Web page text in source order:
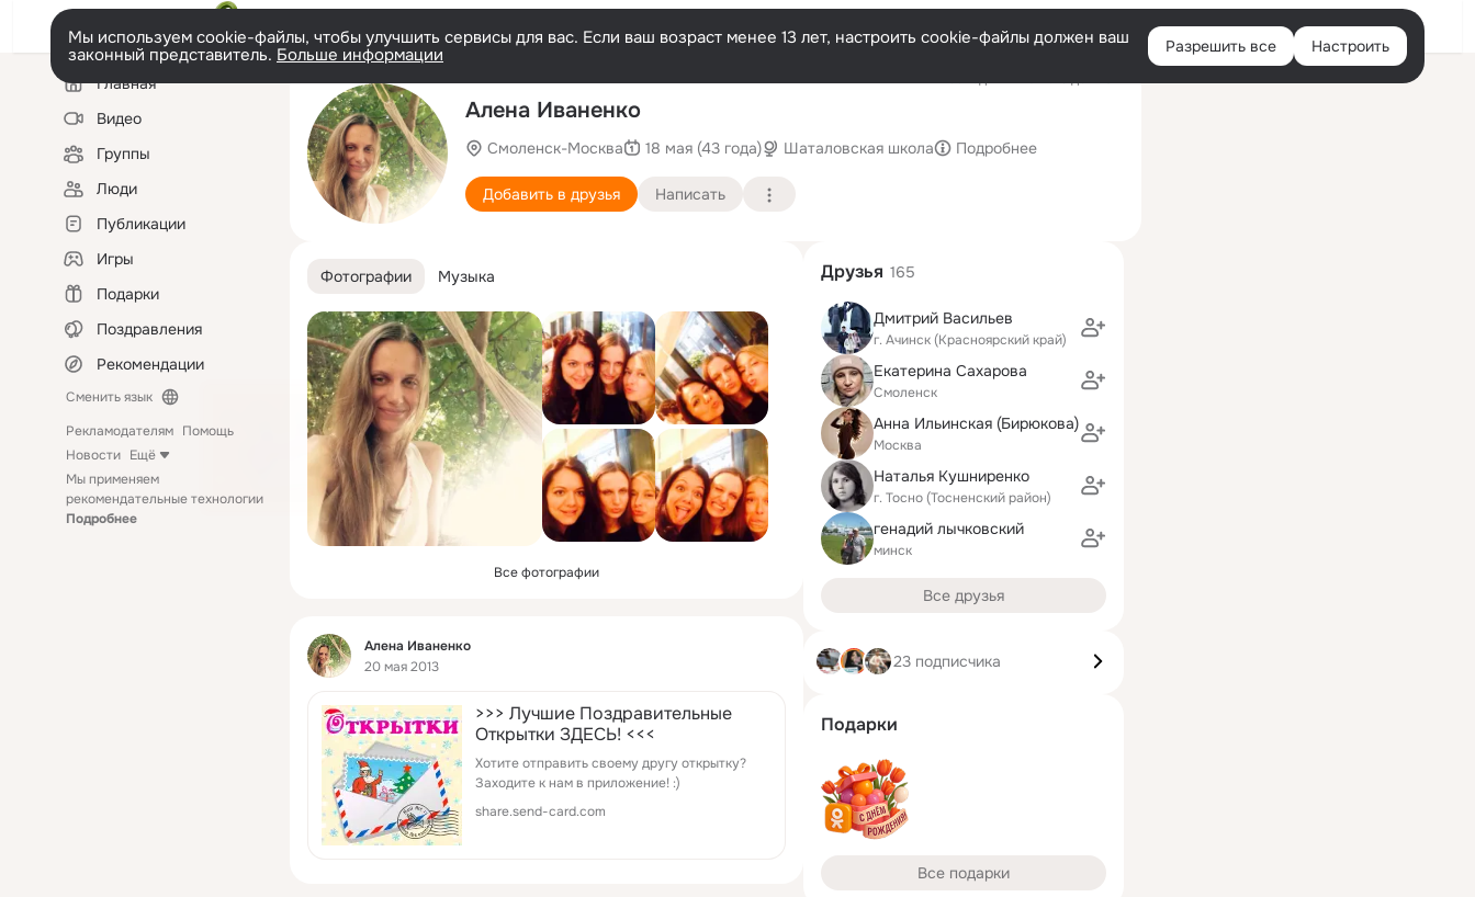
Войти
Мы используем cookie-файлы, чтобы улучшить сервисы для вас. Если ваш возраст менее 13 лет, настроить cookie-файлы должен ваш
законный представитель. Больше информации Разрешить все Настроить
Левая
колонкаГлавная
Видео
Группы
Люди
Публикации
Игры
Подарки
Поздравления
Рекомендации
Сменить язык
Рекламодателям Помощь
Новости Ещё
Мы применяем
рекомендательные технологии
Подробнее
Алена Иваненко
Смоленск-Москва 18 мая (43 года) Шаталовская школа Подробнее
Добавить в друзья Написать
Фотографии Музыка
Все фотографии
Фид
Алена Иваненко
20 мая 2013
>>> Лучшие Поздравительные
Открытки ЗДЕСЬ! <<<
Хотите отправить своему другу открытку?
Заходите к нам в приложение! :)
share.send-card.com
Друзья 165
Дмитрий Васильев
г. Ачинск (Красноярский край)
Екатерина Сахарова
Смоленск
Анна Ильинская (Бирюкова)
Москва
Наталья Кушниренко
г. Тосно (Тосненский район)
генадий лычковский
минск
Все друзья
23 подписчика
Подарки
Все подарки